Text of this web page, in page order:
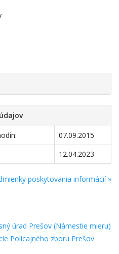
07.09.2015
12.04.2023
poskytovania informácií »
úrad Prešov (Námestie mieru)
Policajného zboru Prešov